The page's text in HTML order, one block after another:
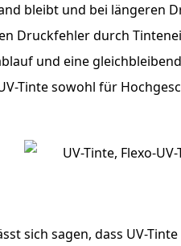
bleibt und bei längeren
Druckfehler durch
und eine
Tinte sowohl für
sich sagen, dass UV-